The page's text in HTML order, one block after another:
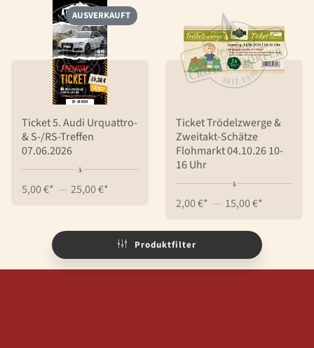
AUSVERKAUFT
Ticket 5. Audi Urquattro-
& S-/RS-Treffen
07.06.2026
5,00 €* 25,00 €*
Ticket Trödelzwerge &
Zweitakt-Schätze
Flohmarkt 04.10.26 10-
16 Uhr
2,00 €* 15,00 €*
Produktfilter